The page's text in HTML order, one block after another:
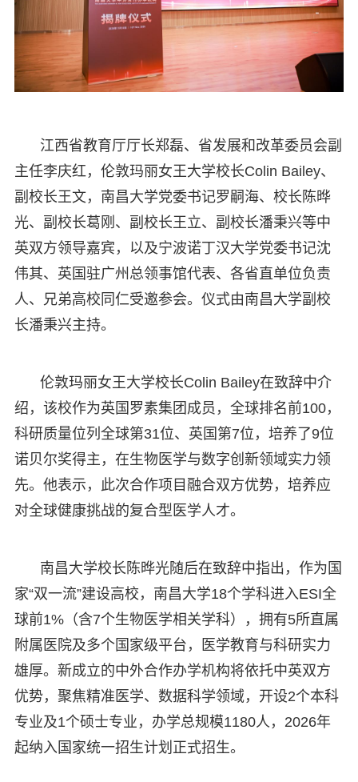
江西省教育厅厅长郑磊、省发展和改革委员会副
主任李庆红，伦敦玛丽女王大学校长Colin Bailey、
副校长王文，南昌大学党委书记罗嗣海、校长陈晔
光、副校长葛刚、副校长王立、副校长潘秉兴等中
英双方领导嘉宾，以及宁波诺丁汉大学党委书记沈
伟其、英国驻广州总领事馆代表、各省直单位负责
人、兄弟高校同仁受邀参会。仪式由南昌大学副校
长潘秉兴主持。
伦敦玛丽女王大学校长Colin Bailey在致辞中介
绍，该校作为英国罗素集团成员，全球排名前100，
科研质量位列全球第31位、英国第7位，培养了9位
诺贝尔奖得主，在生物医学与数字创新领域实力领
先。他表示，此次合作项目融合双方优势，培养应
对全球健康挑战的复合型医学人才。
南昌大学校长陈晔光随后在致辞中指出，作为国
家“双一流”建设高校，南昌大学18个学科进入ESI全
球前1%（含7个生物医学相关学科），拥有5所直属
附属医院及多个国家级平台，医学教育与科研实力
雄厚。新成立的中外合作办学机构将依托中英双方
优势，聚焦精准医学、数据科学领域，开设2个本科
专业及1个硕士专业，办学总规模1180人，2026年
起纳入国家统一招生计划正式招生。